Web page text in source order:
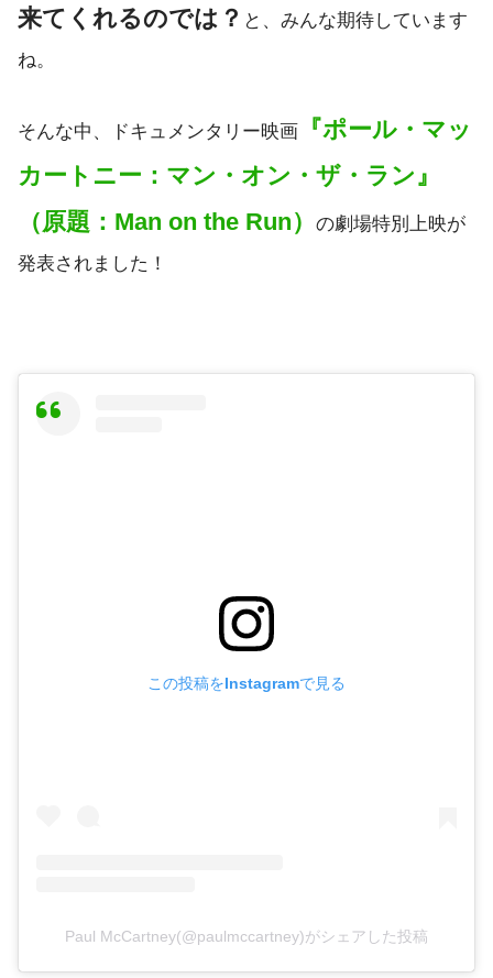
来てくれるのでは？ と、みんな期待しています
ね。
そんな中、ドキュメンタリー映画
『ポール・マッ
カートニー：マン・オン・ザ・ラン』
（原題：Man on the Run）
の劇場特別上映が
発表されました！
この投稿をInstagramで見る
Paul McCartney(@paulmccartney)がシェアした投稿